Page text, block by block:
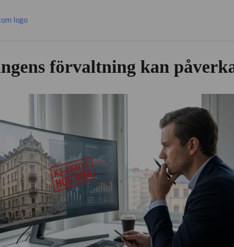
förvaltning kan